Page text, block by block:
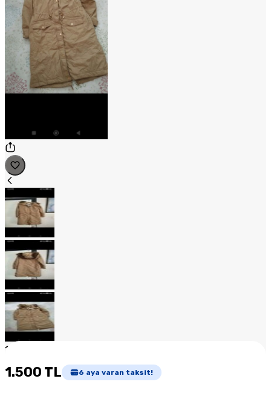
1
1.500 TL 6 aya varan taksit!